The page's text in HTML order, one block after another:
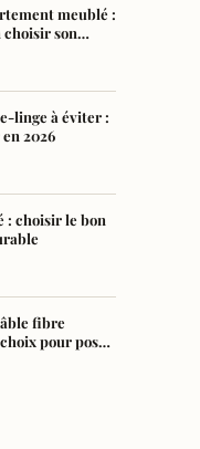
meublé :
son
linge à éviter :
2026
: choisir le bon
fibre
pour poser